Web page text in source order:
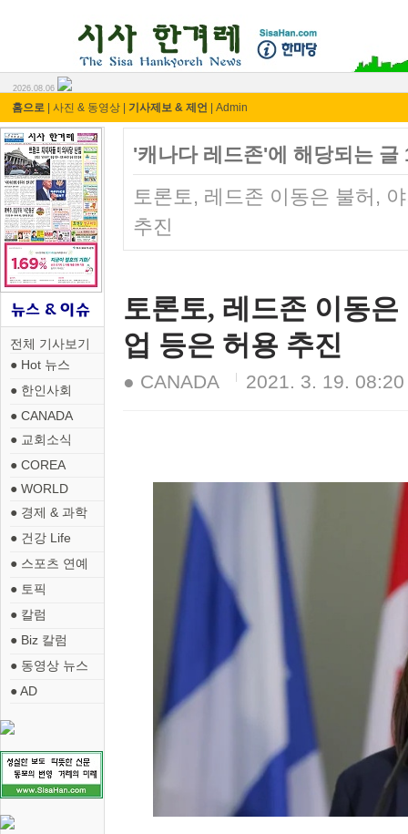
2026.08.06
홈으로 사진 & 동영상 기사제보 & 제언 Admin
전체 기사보기
● Hot 뉴스
● 한인사회
● CANADA
● 교회소식
● COREA
● WORLD
● 경제 & 과학
● 건강 Life
● 스포츠 연예
● 토픽
● 칼럼
● Biz 칼럼
● 동영상 뉴스
● AD
'캐나다 레드존'에 해당되는 글
토론토, 레드존 이동은 불허,
추진
토론토, 레드존 이동
업 등은 허용 추진
● CANADA 2021. 3. 19. 08:20